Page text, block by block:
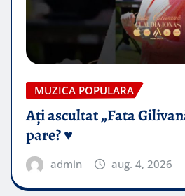
MUZICA POPULARA
Ați ascultat „Fata
pare? ♥️
admin aug. 4, 2026